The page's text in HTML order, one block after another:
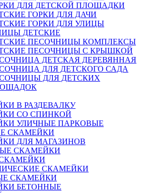
ДЛЯ ДЕТСКОЙ ПЛОЩАДКИ
ГОРКИ ДЛЯ ДАЧИ
ГОРКИ ДЛЯ УЛИЦЫ
ДЕТСКИЕ
ПЕСОЧНИЦЫ КОМПЛЕКСЫ
ПЕСОЧНИЦЫ С КРЫШКОЙ
ДЕТСКАЯ ДЕРЕВЯННАЯ
ДЛЯ ДЕТСКОГО САДА
ДЛЯ ДЕТСКИХ
В РАЗДЕВАЛКУ
СО СПИНКОЙ
УЛИЧНЫЕ ПАРКОВЫЕ
СКАМЕЙКИ
ДЛЯ МАГАЗИНОВ
СКАМЕЙКИ
СКАМЕЙКИ
СКАМЕЙКИ
БЕТОННЫЕ